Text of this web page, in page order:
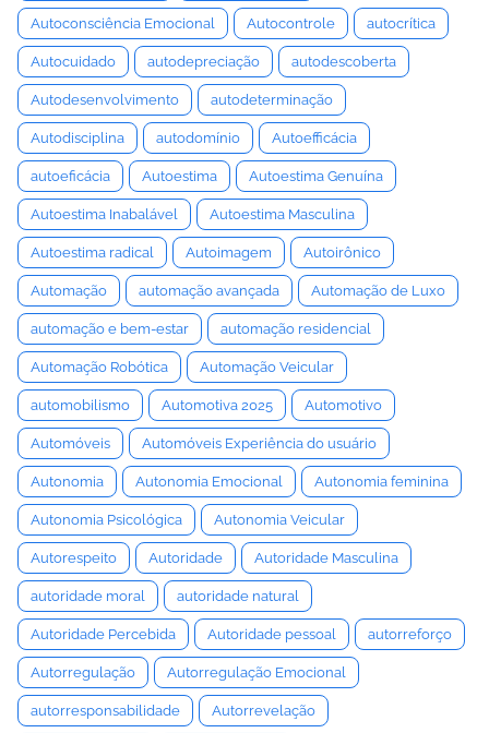
Autoconsciência Emocional Autocontrole autocrítica
Autocuidado autodepreciação autodescoberta
Autodesenvolvimento autodeterminação
Autodisciplina autodomínio Autoefficácia
autoeficácia Autoestima Autoestima Genuína
Autoestima Inabalável Autoestima Masculina
Autoestima radical Autoimagem Autoirônico
Automação automação avançada Automação de Luxo
automação e bem-estar automação residencial
Automação Robótica Automação Veicular
automobilismo Automotiva 2025 Automotivo
Automóveis Automóveis Experiência do usuário
Autonomia Autonomia Emocional Autonomia feminina
Autonomia Psicológica Autonomia Veicular
Autorespeito Autoridade Autoridade Masculina
autoridade moral autoridade natural
Autoridade Percebida Autoridade pessoal autorreforço
Autorregulação Autorregulação Emocional
autorresponsabilidade Autorrevelação